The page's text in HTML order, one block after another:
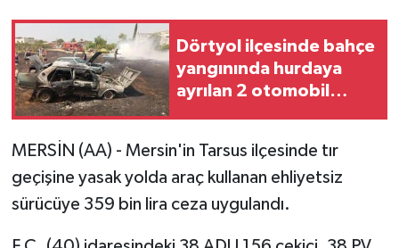
Dörtyol ilçesinde bahçe
yangınında hurdaya
ayrılan 2 otomobil
MERSİN (AA) - Mersin'in Tarsus ilçesinde tır
geçişine yasak yolda araç kullanan ehliyetsiz
sürücüye 359 bin lira ceza uygulandı.